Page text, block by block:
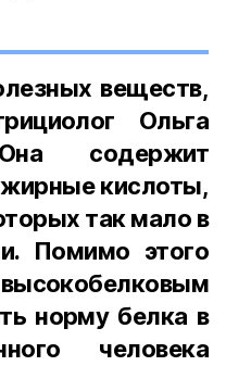
веществ,
Ольга
содержит
кислоты,
так мало в
Помимо этого
норму белка в
человека